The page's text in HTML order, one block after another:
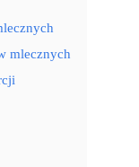
mlecznych